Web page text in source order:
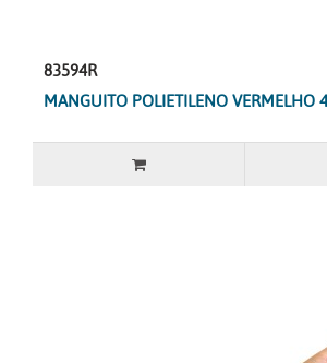
83594R
MANGUITO POLIETILENO VERMELHO